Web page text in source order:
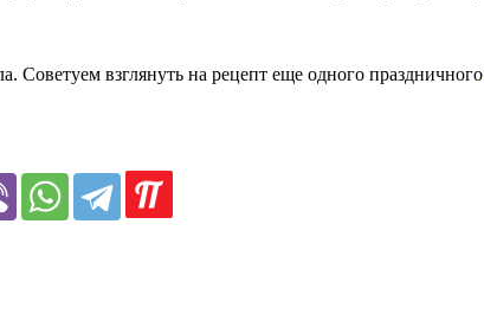
взглянуть на рецепт еще одного праздничного